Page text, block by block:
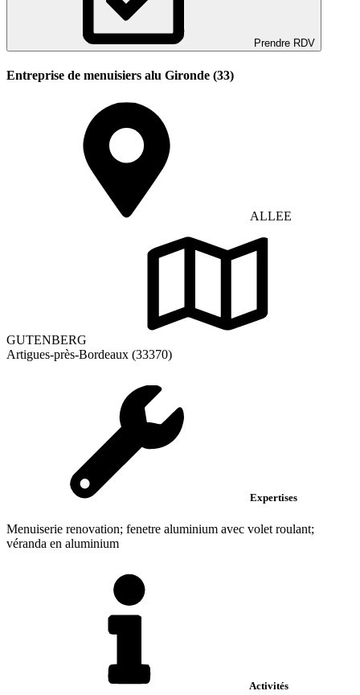
Prendre RDV
Entreprise de menuisiers alu Gironde (33)
ALLEE
GUTENBERG
Artigues-près-Bordeaux (33370)
Expertises
Menuiserie renovation; fenetre aluminium avec volet roulant;
véranda en aluminium
Activités